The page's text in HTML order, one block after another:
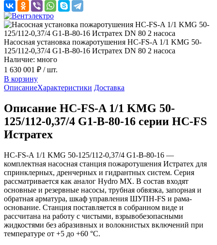
Насосная установка пожаротушения HC-FS-A 1/1 KMG 50-
125/112-0,37/4 G1-B-80-16 Истратех DN 80 2 насоса
Наличие: много
1 630 001 ₽ / шт.
В корзину
ОписаниеХарактеристики Доставка
Описание HC-FS-A 1/1 KMG 50-
125/112-0,37/4 G1-B-80-16 серии HC-FS
Истратех
HC-FS-A 1/1 KMG 50-125/112-0,37/4 G1-B-80-16 —
комплектная насосная станция пожаротушения Истратех для
спринклерных, дренчерных и гидрантных систем. Серия
рассматривается как аналог Hydro MX. В состав входят
основные и резервные насосы, трубная обвязка, запорная и
обратная арматура, шкаф управления ШУПН-FS и рама-
основание. Станция поставляется в собранном виде и
рассчитана на работу с чистыми, взрывобезопасными
жидкостями без абразивных и волокнистых включений при
температуре от +5 до +60 °С.